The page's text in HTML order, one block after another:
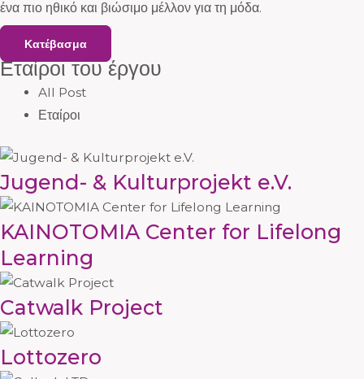
ένα πιο ηθικό και βιώσιμο μέλλον για τη μόδα.
Κατέβασμα
Εταίροι του έργου
All Post
Εταίροι
Jugend- & Kulturprojekt e.V.
KAINOTOMIA Center for Lifelong
Learning
Catwalk Project
Lottozero